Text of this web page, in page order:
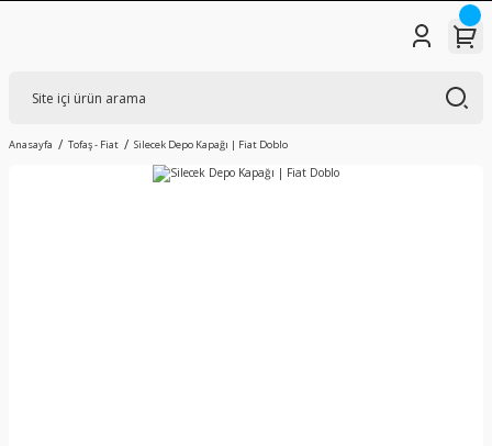
Anasayfa Tofaş - Fiat Silecek Depo Kapağı | Fiat Doblo